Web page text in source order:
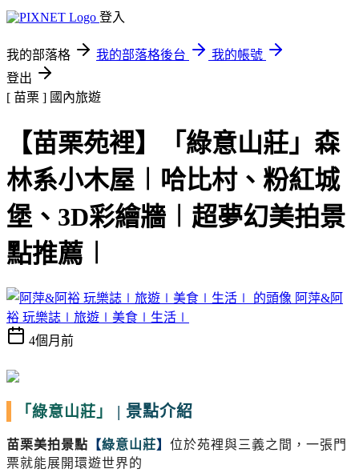
登入
我的部落格 我的部落格後台
我的帳號
登出
[ 苗栗 ] 國內旅遊
【苗栗苑裡】「綠意山莊」森
林系小木屋︱哈比村、粉紅城
堡、3D彩繪牆︱超夢幻美拍景
點推薦︱
阿萍&阿
裕 玩樂誌∣旅遊∣美食∣生活∣
4個月前
「綠意山莊」 | 景點介紹
苗栗美拍景點 【綠意山莊】 位於苑裡與三義之間，一張門
票就能展開環遊世界的